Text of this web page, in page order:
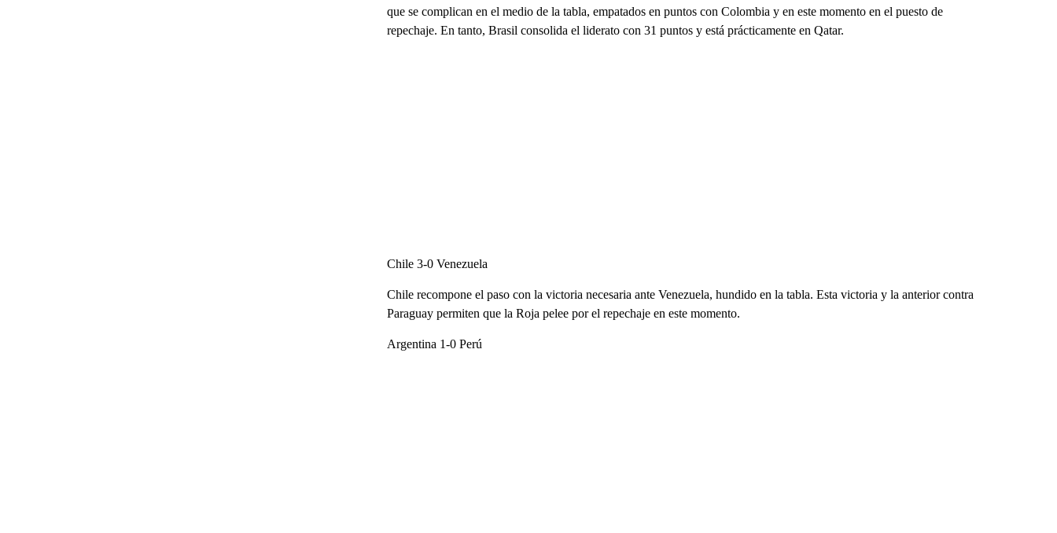
que se complican en el medio de la tabla, empatados en puntos con Colombia y en este momento en el puesto de
repechaje. En tanto, Brasil consolida el liderato con 31 puntos y está prácticamente en Qatar.
Chile 3-0 Venezuela
Chile recompone el paso con la victoria necesaria ante Venezuela, hundido en la tabla. Esta victoria y la anterior contra
Paraguay permiten que la Roja pelee por el repechaje en este momento.
Argentina 1-0 Perú